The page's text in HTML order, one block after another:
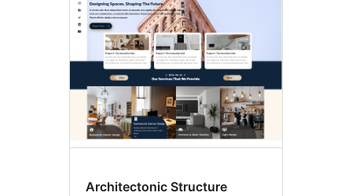
Architectonic Structure